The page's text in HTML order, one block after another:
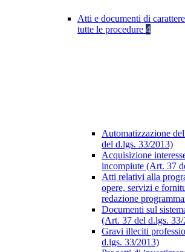
Atti e documenti di
tutte le procedure 4
Automatizzazione
del d.lgs. 33/2013)
Acquisizione
incompiute (Art. 37
Atti relativi alla
opere, servizi e
redazione
Documenti sul
(Art. 37 del d.lgs.
Gravi illeciti
d.lgs. 33/2013)